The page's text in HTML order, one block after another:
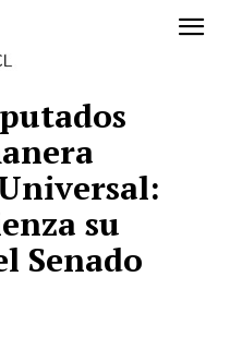
su
Senado